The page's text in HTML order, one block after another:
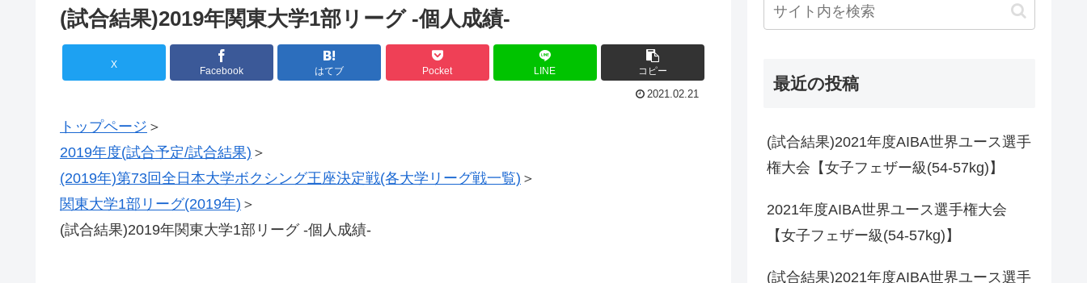
(試合結果)2019年関東大学1部リーグ -個人成績-
X
Facebook はてブ Pocket LINE コピー
2021.02.21
トップページ ＞
2019年度(試合予定/試合結果) ＞
(2019年)第73回全日本大学ボクシング王座決定戦(各大学リーグ戦一覧) ＞
関東大学1部リーグ(2019年) ＞
(試合結果)2019年関東大学1部リーグ -個人成績-
最近の投稿
(試合結果)2021年度AIBA世界ユース選手
権大会【女子フェザー級(54-57kg)】
2021年度AIBA世界ユース選手権大会
【女子フェザー級(54-57kg)】
(試合結果)2021年度AIBA世界ユース選手